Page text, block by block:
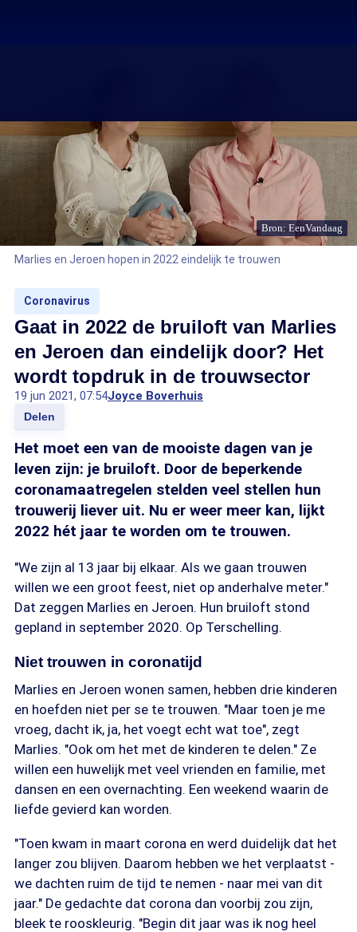
Bron: EenVandaag
Marlies en Jeroen hopen in 2022 eindelijk te trouwen
Coronavirus
Gaat in 2022 de bruiloft van Marlies
en Jeroen dan eindelijk door? Het
wordt topdruk in de trouwsector
19 jun 2021, 07:54Joyce Boverhuis
Delen
Het moet een van de mooiste dagen van je
leven zijn: je bruiloft. Door de beperkende
coronamaatregelen stelden veel stellen hun
trouwerij liever uit. Nu er weer meer kan, lijkt
2022 hét jaar te worden om te trouwen.
"We zijn al 13 jaar bij elkaar. Als we gaan trouwen
willen we een groot feest, niet op anderhalve meter."
Dat zeggen Marlies en Jeroen. Hun bruiloft stond
gepland in september 2020. Op Terschelling.
Niet trouwen in coronatijd
Marlies en Jeroen wonen samen, hebben drie kinderen
en hoefden niet per se te trouwen. "Maar toen je me
vroeg, dacht ik, ja, het voegt echt wat toe", zegt
Marlies. "Ook om het met de kinderen te delen." Ze
willen een huwelijk met veel vrienden en familie, met
dansen en een overnachting. Een weekend waarin de
liefde gevierd kan worden.
"Toen kwam in maart corona en werd duidelijk dat het
langer zou blijven. Daarom hebben we het verplaatst -
we dachten ruim de tijd te nemen - naar mei van dit
jaar." De gedachte dat corona dan voorbij zou zijn,
bleek te rooskleurig. "Begin dit jaar was ik nog heel